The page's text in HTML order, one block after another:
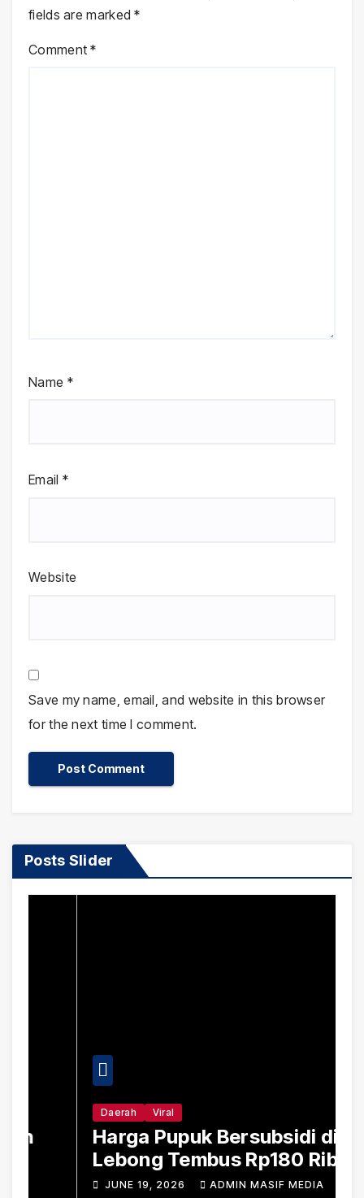
fields are marked*
Comment*
Name *
Email *
Website
Save my name, email, and website in this browser
for the next time I comment.
Posts Slider
Viral
Harga Pupuk Bersubsidi di
Lebong Tembus Rp180 Ribu,
Jauh Lampaui HET
JUNE 19, 2026 ADMIN MASIF MEDIA